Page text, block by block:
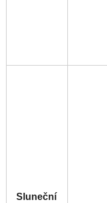
Sluneční